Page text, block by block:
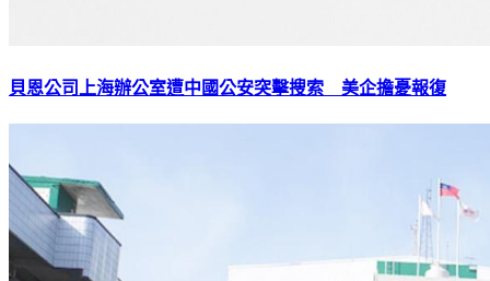
貝恩公司上海辦公室遭中國公安突擊搜索 美企擔憂報復